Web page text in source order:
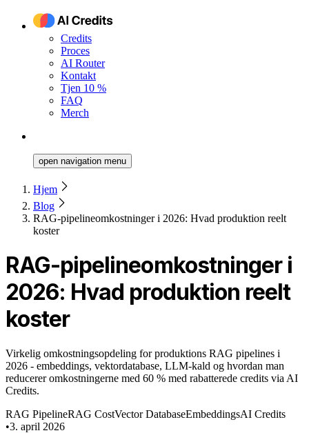
Credits
Proces
AI Router
Kontakt
Tjen 10 %
FAQ
Merch
open navigation menu
Hjem
Blog
RAG-pipelineomkostninger i 2026: Hvad produktion reelt
koster
RAG-pipelineomkostninger i
2026: Hvad produktion reelt
koster
Virkelig omkostningsopdeling for produktions RAG pipelines i
2026 - embeddings, vektordatabase, LLM-kald og hvordan man
reducerer omkostningerne med 60 % med rabatterede credits via AI
Credits.
RAG PipelineRAG CostVector DatabaseEmbeddingsAI Credits
•3. april 2026